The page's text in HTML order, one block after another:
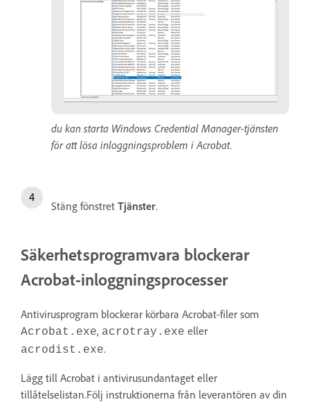
du kan starta Windows Credential Manager-tjänsten
för att lösa inloggningsproblem i Acrobat.
Stäng fönstret Tjänster.
Säkerhetsprogramvara blockerar
Acrobat-inloggningsprocesser
Antivirusprogram blockerar körbara Acrobat-filer som
Acrobat.exe, acrotray.exe eller
acrodist.exe.
Lägg till Acrobat i antivirusundantaget eller
tillåtelselistan.Följ instruktionerna från leverantören av din